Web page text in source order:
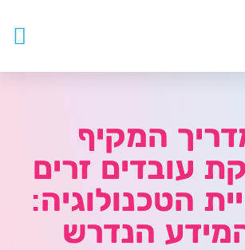
המקיף
עובדים זרים
הטכנולוגיה:
הנדרש